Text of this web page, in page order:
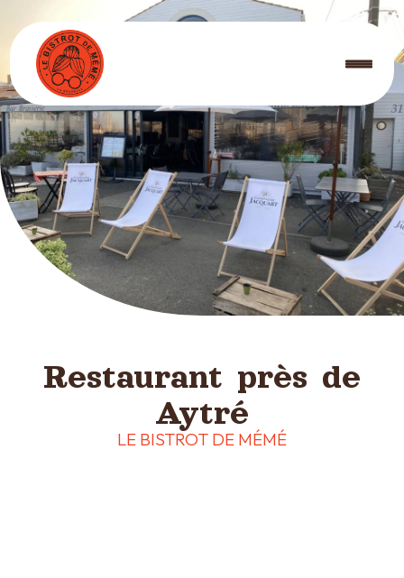
Restaurant près de
Aytré
LE BISTROT DE MÉMÉ
Panneau de gestion des cookies